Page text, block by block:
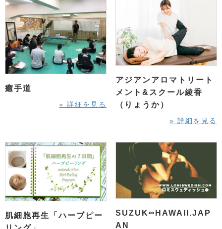
癒手道
» 詳細を見る
アジアンアロマトリート
メント&スクール綾香
（りょうか）
» 詳細を見る
肌細胞再生「ハーブピー
SUZUK∞HAWAII.JAP
AN